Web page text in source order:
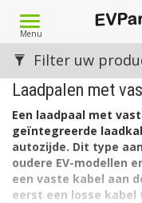
Toggle
navigation
Menu
Laadpalen met
Een laadpaal met
geïntegreerde
autozijde. Dit type
oudere EV-modellen
een vaste kabel aan
eerst een losse kabel
Filter uw